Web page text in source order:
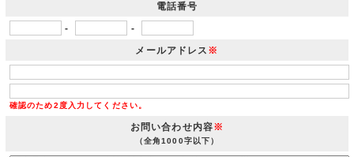
電話番号
- -
メールアドレス ※
確認のため2度入力してください。
お問い合わせ内容※
（全角1000字以下）